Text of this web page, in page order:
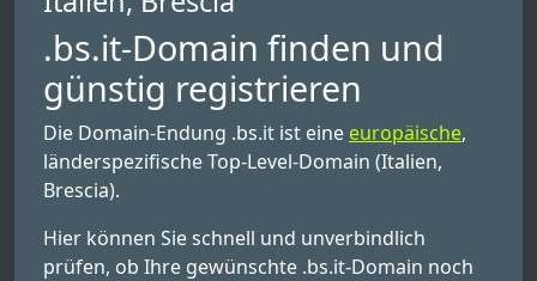
.bs.it-Domain finden und
günstig registrieren
Die Domain-Endung .bs.it ist eine europäische,
länderspezifische Top-Level-Domain (Italien,
Brescia).
Hier können Sie schnell und unverbindlich
prüfen, ob Ihre gewünschte .bs.it-Domain noch